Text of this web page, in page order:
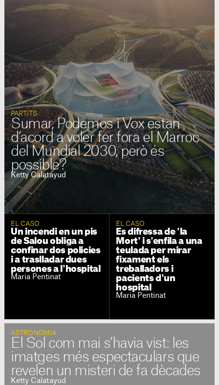
PARTITS
Sumar, Podemos i Vox estan
d’acord a voler fer fora el Marroc
del Mundial 2030, però és
possible?
Ketty Calatayud
EL CASO
Un incendi en un pis
de Salou obliga a
confinar dos policies
i a traslladar dues
persones a l'hospital
Maria Pentinat
EL CASO
Es difressa de 'la
Mort' i s'enfila a una
teulada per mirar
fixament els
treballadors i
pacients d'un
hospital
Maria Pentinat
ASTRONOMIA
El Sol com mai s’havia vist: les
imatges més espectaculars que
revelen un misteri de fa dècades
Ketty Calatayud